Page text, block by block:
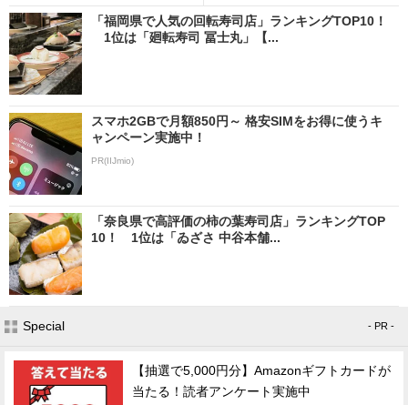
「福岡県で人気の回転寿司店」ランキングTOP10！
1位は「廻転寿司 冨士丸」【...
スマホ2GBで月額850円～ 格安SIMをお得に使うキ
ャンペーン実施中！
PR(IIJmio)
「奈良県で高評価の柿の葉寿司店」ランキングTOP
10！ 1位は「ゐざさ 中谷本舗...
Special - PR -
【抽選で5,000円分】Amazonギフトカードが
当たる！読者アンケート実施中